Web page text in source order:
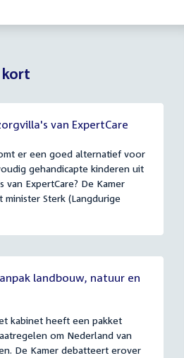
van ExpertCare
er een goed alternatief voor
gehandicapte kinderen uit
ExpertCare? De Kamer
Sterk (Langdurige
landbouw, natuur en
kabinet heeft een pakket
om Nederland van
De Kamer debatteert erover